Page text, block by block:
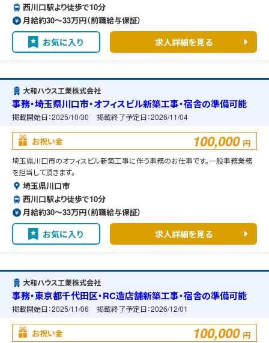
西川口駅より徒歩で10分
月給約30〜33万円（前職給与保証）
お気に入り 求人詳細を見る
大和ハウス工業株式会社
事務・埼玉県川口市・オフィスビル新築工事・宿舎の準備可能
掲載開始日：2025/10/30 掲載終了予定日：2026/11/04
お祝い金 100,000 円
埼玉県川口市のオフィスビル新築工事に伴う事務のお仕事です。一般事務業務
を担当して頂きます。
埼玉県川口市
西川口駅より徒歩で10分
月給約30〜33万円（前職給与保証）
お気に入り 求人詳細を見る
大和ハウス工業株式会社
事務・東京都千代田区・RC造店舗新築工事・宿舎の準備可能
掲載開始日：2025/11/06 掲載終了予定日：2026/12/01
お祝い金 100,000 円